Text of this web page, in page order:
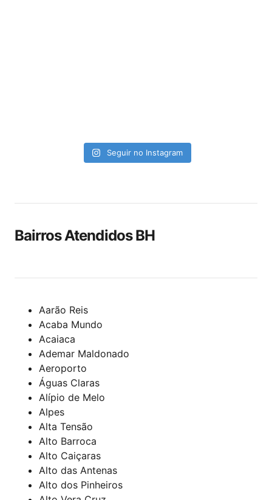
Seguir no Instagram
Bairros Atendidos BH
Aarão Reis
Acaba Mundo
Acaiaca
Ademar Maldonado
Aeroporto
Águas Claras
Alípio de Melo
Alpes
Alta Tensão
Alto Barroca
Alto Caiçaras
Alto das Antenas
Alto dos Pinheiros